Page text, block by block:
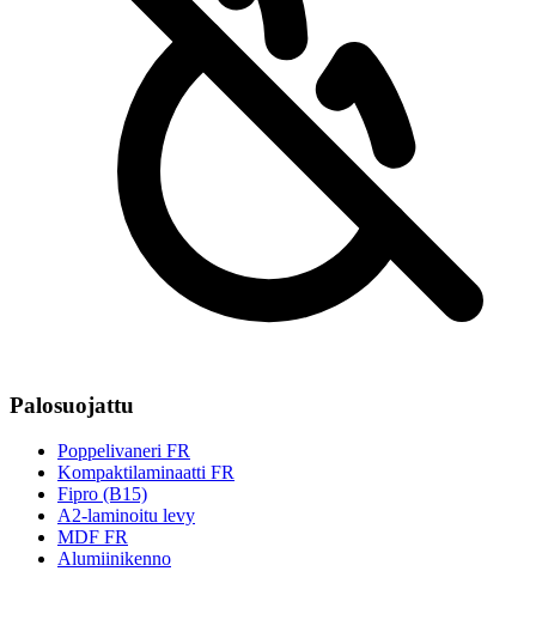
Palosuojattu
Poppelivaneri FR
Kompaktilaminaatti FR
Fipro (B15)
A2-laminoitu levy
MDF FR
Alumiinikenno